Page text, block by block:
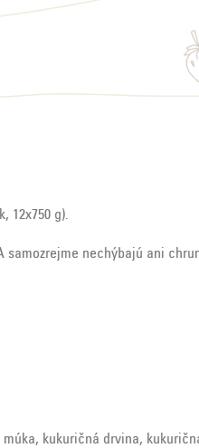
12x750 g).
samozrejme nechýbajú ani
múka, kukuričná drvina,